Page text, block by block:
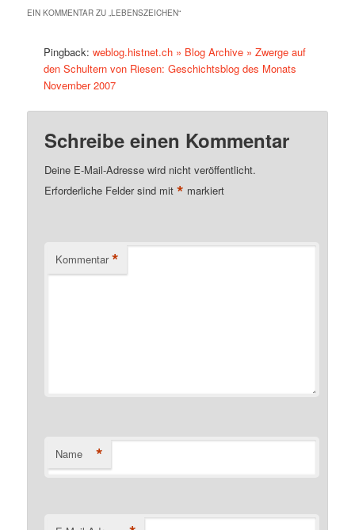
EIN KOMMENTAR ZU „LEBENSZEICHEN“
Pingback:weblog.histnet.ch » Blog Archive » Zwerge auf
den Schultern von Riesen: Geschichtsblog des Monats
November 2007
Schreibe einen Kommentar
Deine E-Mail-Adresse wird nicht veröffentlicht.
Erforderliche Felder sind mit* markiert
Kommentar *
Name *